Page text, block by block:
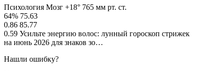
Психология Мозг +18° 765 мм рт. ст.
64% 75.63
0.86 85.77
0.59 Усильте энергию волос: лунный гороскоп стрижек
на июнь 2026 для знаков зо…
Нашли ошибку?